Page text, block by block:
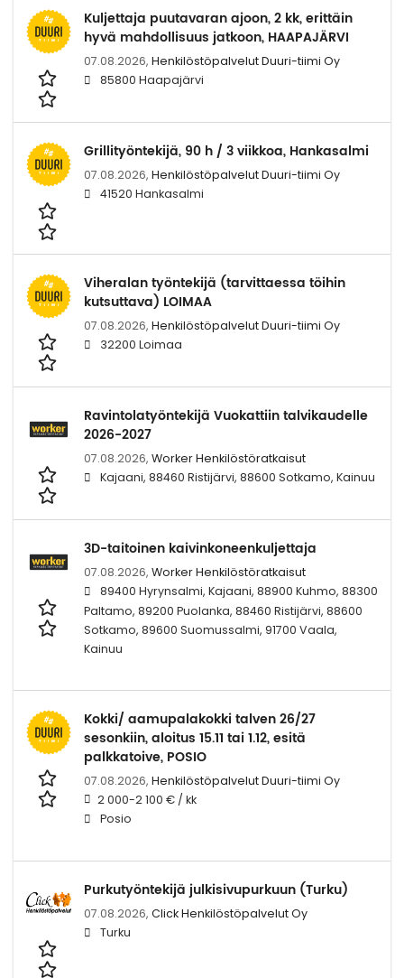
Kuljettaja puutavaran ajoon, 2 kk, erittäin
hyvä mahdollisuus jatkoon, HAAPAJÄRVI
07.08.2026, Henkilöstöpalvelut Duuri-tiimi Oy
85800 Haapajärvi
Grillityöntekijä, 90 h / 3 viikkoa, Hankasalmi
07.08.2026, Henkilöstöpalvelut Duuri-tiimi Oy
41520 Hankasalmi
Viheralan työntekijä (tarvittaessa töihin
kutsuttava) LOIMAA
07.08.2026, Henkilöstöpalvelut Duuri-tiimi Oy
32200 Loimaa
Ravintolatyöntekijä Vuokattiin talvikaudelle
2026-2027
07.08.2026, Worker Henkilöstöratkaisut
Kajaani, 88460 Ristijärvi, 88600 Sotkamo, Kainuu
3D-taitoinen kaivinkoneenkuljettaja
07.08.2026, Worker Henkilöstöratkaisut
89400 Hyrynsalmi, Kajaani, 88900 Kuhmo, 88300
Paltamo, 89200 Puolanka, 88460 Ristijärvi, 88600
Sotkamo, 89600 Suomussalmi, 91700 Vaala,
Kainuu
Kokki/ aamupalakokki talven 26/27
sesonkiin, aloitus 15.11 tai 1.12, esitä
palkkatoive, POSIO
07.08.2026, Henkilöstöpalvelut Duuri-tiimi Oy
2 000-2 100 € / kk
Posio
Purkutyöntekijä julkisivupurkuun (Turku)
07.08.2026, Click Henkilöstöpalvelut Oy
Turku